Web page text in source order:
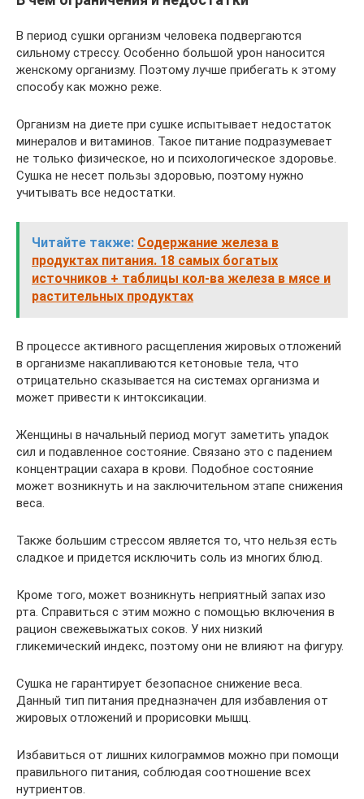
В период сушки организм человека подвергаются
сильному стрессу. Особенно большой урон наносится
женскому организму. Поэтому лучше прибегать к этому
способу как можно реже.
Организм на диете при сушке испытывает недостаток
минералов и витаминов. Такое питание подразумевает
не только физическое, но и психологическое здоровье.
Сушка не несет пользы здоровью, поэтому нужно
учитывать все недостатки.
Читайте также: Содержание железа в
продуктах питания. 18 самых богатых
источников + таблицы кол-ва железа в мясе и
растительных продуктах
В процессе активного расщепления жировых отложений
в организме накапливаются кетоновые тела, что
отрицательно сказывается на системах организма и
может привести к интоксикации.
Женщины в начальный период могут заметить упадок
сил и подавленное состояние. Связано это с падением
концентрации сахара в крови. Подобное состояние
может возникнуть и на заключительном этапе снижения
веса.
Также большим стрессом является то, что нельзя есть
сладкое и придется исключить соль из многих блюд.
Кроме того, может возникнуть неприятный запах изо
рта. Справиться с этим можно с помощью включения в
рацион свежевыжатых соков. У них низкий
гликемический индекс, поэтому они не влияют на фигуру.
Сушка не гарантирует безопасное снижение веса.
Данный тип питания предназначен для избавления от
жировых отложений и прорисовки мышц.
Избавиться от лишних килограммов можно при помощи
правильного питания, соблюдая соотношение всех
нутриентов.